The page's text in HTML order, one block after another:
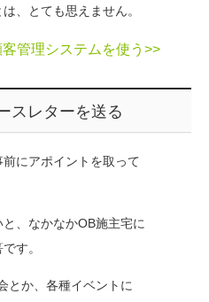
、とても思えません。
管理システムを使う>>
スレターを送る
にアポイントを取って
、なかなかOB施主宅に
す。
とか、各種イベントに